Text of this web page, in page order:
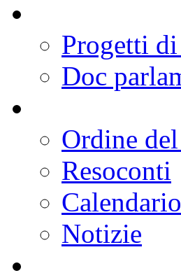
Progetti
Doc
Ordine
Resoconti
Notizie